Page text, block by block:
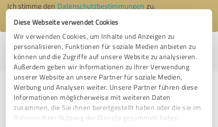
Diese Webseite verwendet Cookies
Wir verwenden Cookies, um Inhalte und Anzeigen zu
personalisieren, Funktionen für soziale Medien anbieten zu
können und die Zugriffe auf unsere Website zu analysieren.
Außerdem geben wir Informationen zu Ihrer Verwendung
unserer Website an unsere Partner für soziale Medien,
Werbung und Analysen weiter. Unsere Partner führen diese
Informationen möglicherweise mit weiteren Daten
zusammen, die Sie ihnen bereitgestellt haben oder die sie im
Rahmen Ihrer Nutzung der Dienste gesammelt haben.
Ich stimme den Datenschutzbestimmungen zu.
Profil aktiv seit 08.06.2021 |Letzte Aktualisierung: 27.07.2026|Profil
melden
Erfahrungen zu weiteren
Anbietern aus dem Bereich IT-
Dienstleistungen